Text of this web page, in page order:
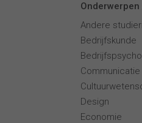
Andere
Bedrijfskunde
Communicatie
Design
Economie